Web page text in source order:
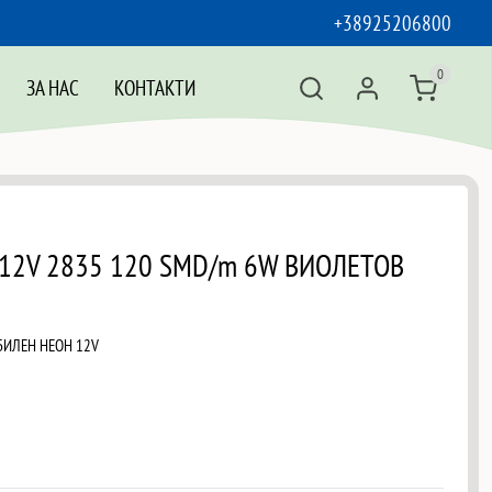
+38925206800
ЗА НАС КОНТАКТИ 0
2835 120 SMD/m 6W ВИОЛЕТОВ
НЕОН 12V